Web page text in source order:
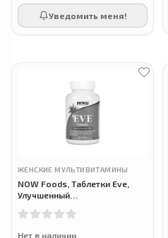
Уведомить меня!
ЖЕНСКИЕ МУЛЬТИВИТАМИНЫ
NOW Foods, Таблетки Eve,
Улучшенный
для женщин, 180 таблеток
Нет в наличии